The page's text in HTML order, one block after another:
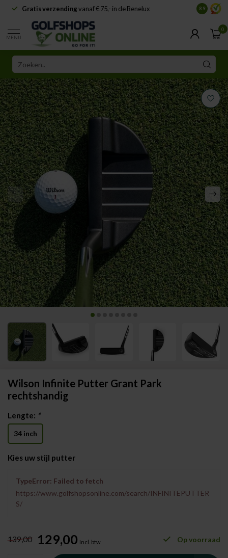
Gratis verzendingvanaf € 75,- in de Benelux 8.9
MENU
0
Wilson Infinite Putter Grant Park
rechtshandig
Lengte: *
34 inch
Kies uw stijl putter
TypeError: Failed to fetch
https://www.golfshopsonline.com/search/INFINITEPUTTER
S/
139,00 129,00 Incl. btw Op voorraad